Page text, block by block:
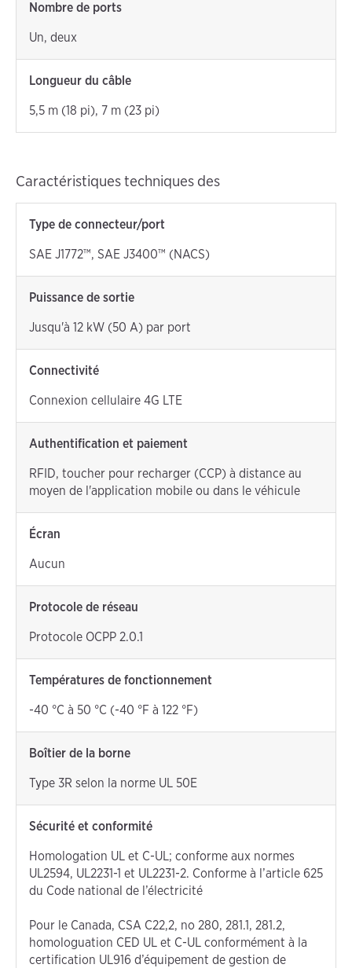
Nombre de ports
Un, deux
Longueur du câble
5,5 m (18 pi), 7 m (23 pi)
Caractéristiques techniques des
Type de connecteur/port
SAE J1772™, SAE J3400™ (NACS)
Puissance de sortie
Jusqu'à 12 kW (50 A) par port
Connectivité
Connexion cellulaire 4G LTE
Authentification et paiement
RFID, toucher pour recharger (CCP) à distance au
moyen de l'application mobile ou dans le véhicule
Écran
Aucun
Protocole de réseau
Protocole OCPP 2.0.1
Températures de fonctionnement
-40 °C à 50 °C (-40 °F à 122 °F)
Boîtier de la borne
Type 3R selon la norme UL 50E
Sécurité et conformité
Homologation UL et C-UL; conforme aux normes
UL2594, UL2231-1 et UL2231-2. Conforme à l’article 625
du Code national de l’électricité
Pour le Canada, CSA C22,2, no 280, 281.1, 281.2,
homologuation CED UL et C-UL conformément à la
certification UL916 d’équipement de gestion de